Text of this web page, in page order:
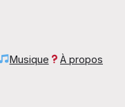
Musique À propos